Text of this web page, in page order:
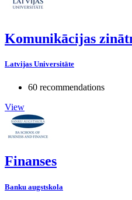
Komunikācijas
Latvijas Universitāte
60 recommendations
View
Finanses
Banku augstskola